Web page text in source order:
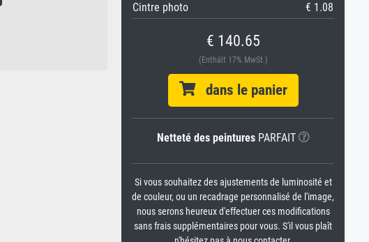
Cintre photo
€ 1.08
€ 140.65
(Enthält 17% MwSt.)
dans le panier
Netteté des peinturesPARFAIT
Si vous souhaitez des ajustements de luminosité et
de couleur, ou un recadrage personnalisé de l'image,
nous serons heureux d'effectuer ces modifications
sans frais supplémentaires pour vous. S'il vous plaît